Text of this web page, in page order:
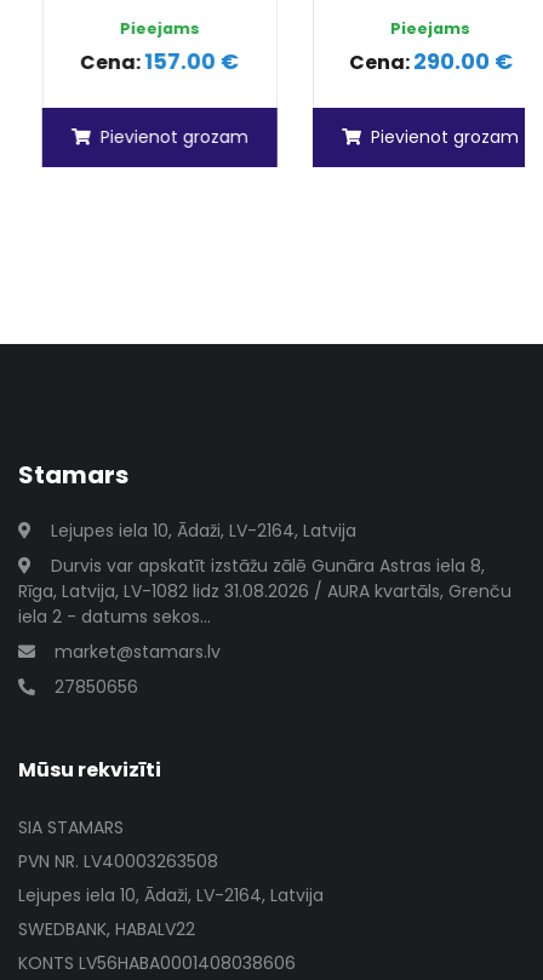
Pieejams
Cena:157.00 €
Pievienot grozam
Pieejams
Cena:290.00 €
Pievienot grozam
Stamars
Lejupes iela 10, Ādaži, LV-2164, Latvija
Durvis var apskatīt izstāžu zālē Gunāra Astras iela 8,
Rīga, Latvija, LV-1082 lidz 31.08.2026 / AURA kvartāls, Grenču
iela 2 - datums sekos...
market@stamars.lv
27850656
Mūsu rekvizīti
SIA STAMARS
PVN NR. LV40003263508
Lejupes iela 10, Ādaži, LV-2164, Latvija
SWEDBANK, HABALV22
KONTS LV56HABA0001408038606